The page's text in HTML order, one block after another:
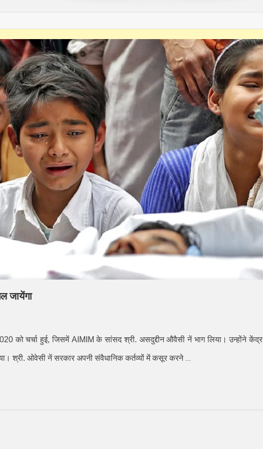
जायेंगा
को चर्चा हुई,जिसमें AIMIMके सांसद श्री. असदुद्दीन औवैसी नें भाग लिया। उन्होंने केंद्र
श्री. ओवेसी नें सरकार अपनी संवैधानिक कर्तव्यों में कसूर करने …